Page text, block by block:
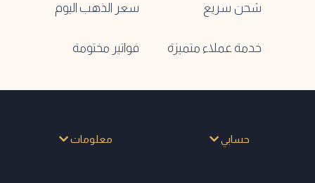
شحن سريع سعر الذهب اليوم
خدمة عملاء متميزة فواتير مختومة
حسابي معلومات